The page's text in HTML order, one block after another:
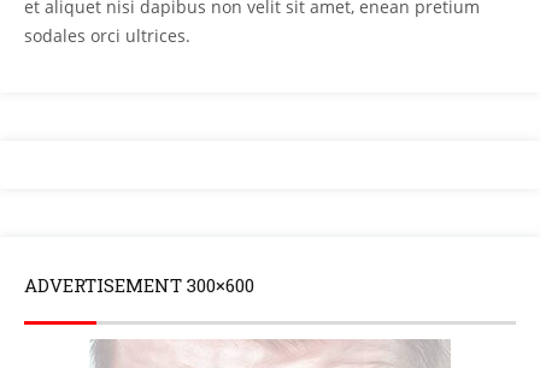
et aliquet nisi dapibus non velit sit amet, enean pretium
sodales orci ultrices.
ADVERTISEMENT 300×600